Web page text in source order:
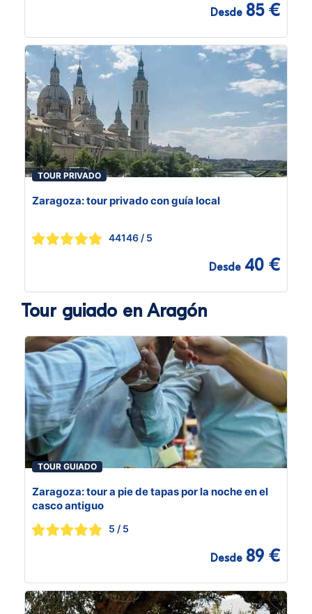
Desde 85 €
TOUR PRIVADO
Zaragoza: tour privado con guía local
44146 / 5
Desde 40 €
Tour guiado en Aragón
TOUR GUIADO
Zaragoza: tour a pie de tapas por la noche en el
casco antiguo
5 / 5
Desde 89 €